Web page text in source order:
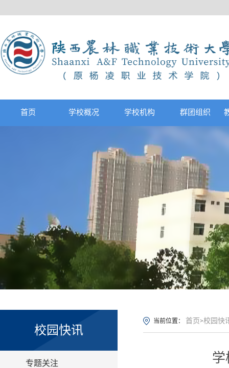
首页 学校概况 学校机构 群团组织
校园快讯
专题关注
当前位置： 首页>校园快
学